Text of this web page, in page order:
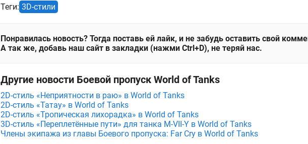
Теги: 3D-стили
Понравилась новость? Тогда поставь ей лайк, и не забудь оставить свой
А так же, добавь наш сайт в закладки (нажми Ctrl+D), не теряй нас.
Другие новости Боевой пропуск World of Tanks
2D-стиль «Неприятности в раю» в World of Tanks
2D-стиль «Татау» в World of Tanks
2D-стиль «Тропическая лихорадка» в World of Tanks
3D-стиль «Переплетённые пути» для танка M⁠-⁠VII⁠-⁠Y в World of Tanks
Члены экипажа из главы Боевого пропуска: Far Cry в World of Tanks